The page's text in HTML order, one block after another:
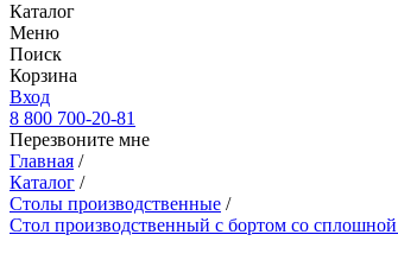
Каталог
Меню
Поиск
Корзина
Вход
8 800 700-20-81
Перезвоните мне
Главная /
Каталог /
Столы производственные /
Стол производственный с бортом со